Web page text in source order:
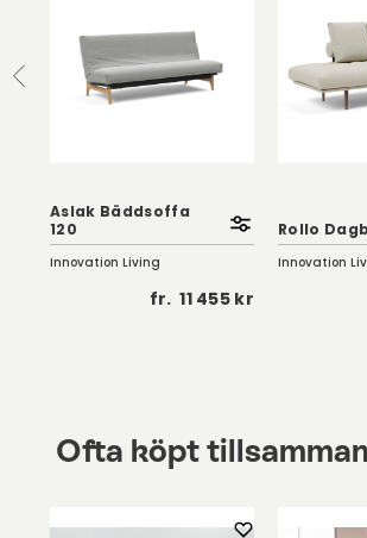
Aslak Bäddsoffa
120
Innovation Living
fr. 11 455 kr
Rollo
Innovation
Ofta köpt